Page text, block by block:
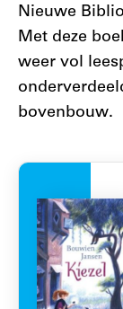
Nieuwe
Met deze
weer vol
bovenbouw.